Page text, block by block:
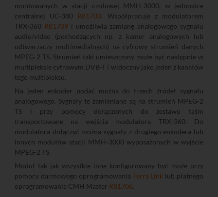
montowanych w stacji czołowej MMH-3000, w jednostce
centralnej UC-380 R81700. Współpracuje z modulatorem
TRX-360 R81709i umożliwia zamianę analogowego sygnału
audio/video (pochodzących np. z kamer analogowych lub
odtwarzaczy multimedialnych) na cyfrowy strumień danych
MPEG-2 TS. Strumień taki umieszczony może być następnie w
multipleksie cyfrowym DVB-T i widoczny jako jeden z kanałów
tego multipleksu.
Na jeden enkoder podać można do trzech źródeł sygnału
analogowego. Sygnały te zamieniane są na strumień MPEG-2
TS i przy pomocy dołączonych do zestawu taśm
transportowane na wejścia modulatora TRX-360. Do
modulatora dołączyć można sygnały z drugiego enkodera lub
innych modułów stacji MMH-3000 wyposażonych w wyjście
MPEG-2 TS.
Moduł tak jak wszystkie inne konfigurowany być może przy
pomocy darmowego oprogramowania Terra Link lub płatnego
oprogramowania CMH Master R81706.